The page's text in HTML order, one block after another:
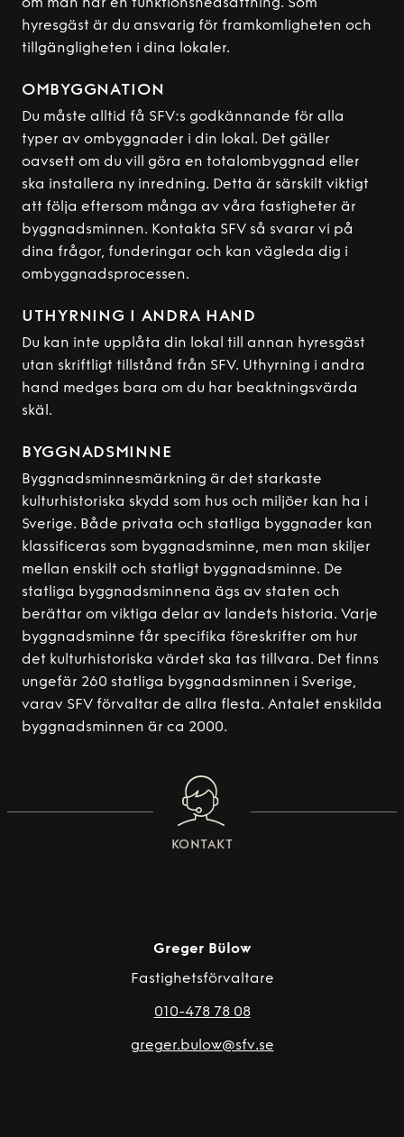
om man har en funktionsnedsättning. Som
hyresgäst är du ansvarig för framkomligheten och
tillgängligheten i dina lokaler.
OMBYGGNATION
Du måste alltid få SFV:s godkännande för alla
typer av ombyggnader i din lokal. Det gäller
oavsett om du vill göra en totalombyggnad eller
ska installera ny inredning. Detta är särskilt viktigt
att följa eftersom många av våra fastigheter är
byggnadsminnen. Kontakta SFV så svarar vi på
dina frågor, funderingar och kan vägleda dig i
ombyggnadsprocessen.
UTHYRNING I ANDRA HAND
Du kan inte upplåta din lokal till annan hyresgäst
utan skriftligt tillstånd från SFV. Uthyrning i andra
hand medges bara om du har beaktningsvärda
skäl.
BYGGNADSMINNE
Byggnadsminnesmärkning är det starkaste
kulturhistoriska skydd som hus och miljöer kan ha i
Sverige. Både privata och statliga byggnader kan
klassificeras som byggnadsminne, men man skiljer
mellan enskilt och statligt byggnadsminne. De
statliga byggnadsminnena ägs av staten och
berättar om viktiga delar av landets historia. Varje
byggnadsminne får specifika föreskrifter om hur
det kulturhistoriska värdet ska tas tillvara. Det finns
ungefär 260 statliga byggnadsminnen i Sverige,
varav SFV förvaltar de allra flesta. Antalet enskilda
byggnadsminnen är ca 2000.
KONTAKT
Greger Bülow
Fastighetsförvaltare
010-478 78 08
greger.bulow@sfv.se